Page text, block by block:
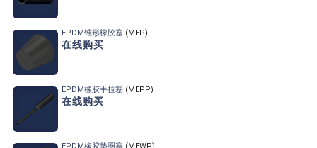
EPDM锥形橡胶塞 (MEP)
在线购买
EPDM橡胶手拉塞 (MEPP)
在线购买